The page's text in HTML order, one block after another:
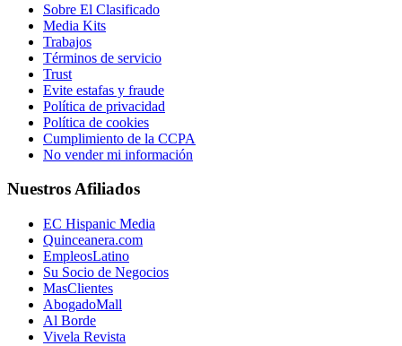
Sobre El Clasificado
Media Kits
Trabajos
Términos de servicio
Trust
Evite estafas y fraude
Política de privacidad
Política de cookies
Cumplimiento de la CCPA
No vender mi información
Nuestros Afiliados
EC Hispanic Media
Quinceanera.com
EmpleosLatino
Su Socio de Negocios
MasClientes
AbogadoMall
Al Borde
Vivela Revista